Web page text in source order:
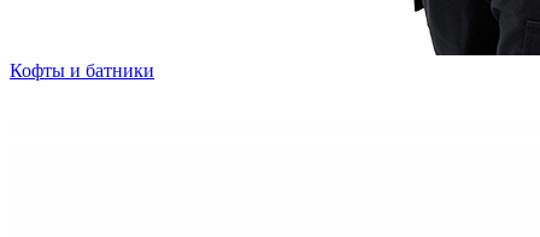
Кофты и батники